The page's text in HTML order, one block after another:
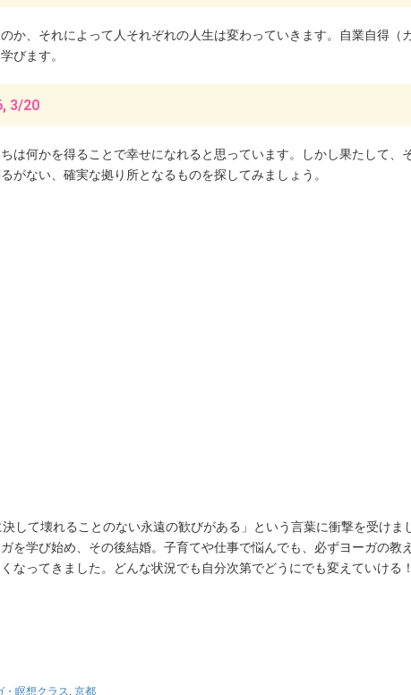
か、それによって人それぞれの人生は変わっていきます。自業自得（
びます。
3/20
は何かを得ることで幸せになれると思っています。しかし果たして、
ない、確実な拠り所となるものを探してみましょう。
して壊れることのない永遠の歓びがある」という言葉に衝撃を受けま
を学び始め、その後結婚。子育てや仕事で悩んでも、必ずヨーガの教
なってきました。どんな状況でも自分次第でどうにでも変えていける
・瞑想クラス, 京都